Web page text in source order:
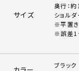
サイズ
奥行：
ショル
※平置
※誤差
ブラック